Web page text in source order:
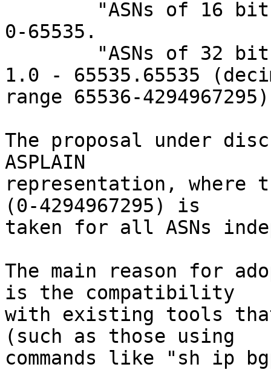
0-65535.
1.0 - 65535.65535
range 65536-
The proposal under
ASPLAIN
representation, where
(0-4294967295) is
taken for all ASNs
The main reason for
is the compatibility
with existing tools
(such as those using
commands like "sh ip